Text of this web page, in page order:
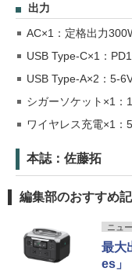
出力
AC×1：定格出力
USB Type-C×1：
USB Type-A×2：5-
シガーソケット×1：
ワイヤレス充電×1：
本誌：佐藤拓
編集部のおすすめ
ニュ
最大
es」